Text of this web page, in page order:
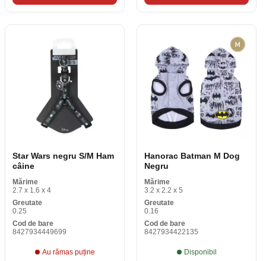
Star Wars negru S/M Ham
câine
Mărime
2.7 x 1.6 x 4
Greutate
0.25
Cod de bare
8427934449699
Au rămas puține
Hanorac Batman M Dog
Negru
Mărime
3.2 x 2.2 x 5
Greutate
0.16
Cod de bare
8427934422135
Disponibil